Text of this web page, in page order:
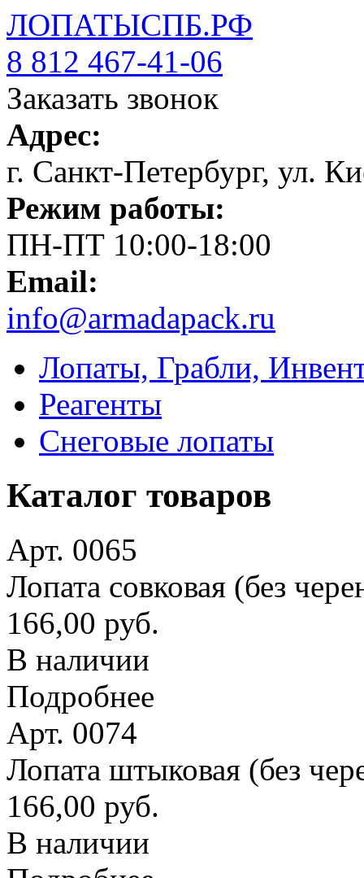
ЛОПАТЫСПБ.РФ
8 812 467-41-06
Заказать звонок
Адрес:
г. Санкт-Петербург, ул.
Режим работы:
ПН-ПТ 10:00-18:00
Email:
info@armadapack.ru
Лопаты, Грабли,
Реагенты
Снеговые лопаты
Каталог товаров
Арт. 0065
Лопата совковая (без
166,00 руб.
В наличии
Подробнее
Арт. 0074
Лопата штыковая (без
166,00 руб.
В наличии